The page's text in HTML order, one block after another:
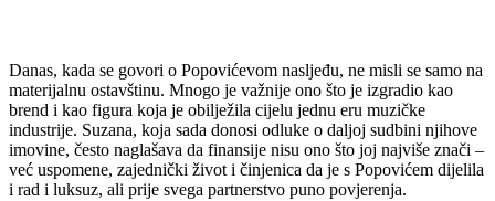
Danas, kada se govori o Popovićevom nasljeđu, ne misli se samo na
materijalnu ostavštinu. Mnogo je važnije ono što je izgradio kao
brend i kao figura koja je obilježila cijelu jednu eru muzičke
industrije. Suzana, koja sada donosi odluke o daljoj sudbini njihove
imovine, često naglašava da finansije nisu ono što joj najviše znači –
već uspomene, zajednički život i činjenica da je s Popovićem dijelila
i rad i luksuz, ali prije svega partnerstvo puno povjerenja.